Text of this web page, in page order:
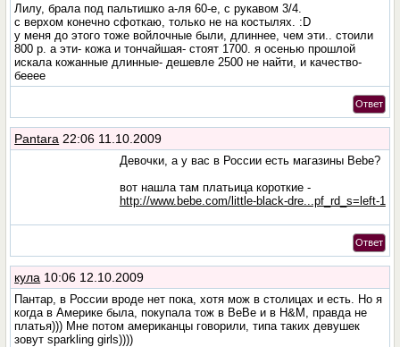
Лилу, брала под пальтишко а-ля 60-е, с рукавом 3/4.
с верхом конечно сфоткаю, только не на костылях. :D
у меня до этого тоже войлочные были, длиннее, чем эти.. стоили
800 р. а эти- кожа и тончайшая- стоят 1700. я осенью прошлой
искала кожанные длинные- дешевле 2500 не найти, и качество-
бееее
Ответ
Pantara 22:06 11.10.2009
Девочки, а у вас в России есть магазины Bebe?
вот нашла там платьица короткие -
http://www.bebe.com/little-black-dre...pf_rd_s=left-1
Ответ
кула 10:06 12.10.2009
Пантар, в России вроде нет пока, хотя мож в столицах и есть. Но я
когда в Америке была, покупала тож в BeBe и в H&M, правда не
платья))) Мне потом американцы говорили, типа таких девушек
зовут sparkling girls))))